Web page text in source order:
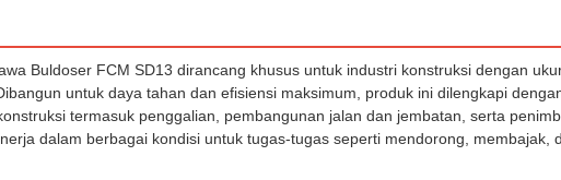
Buldoser FCM SD13 dirancang khusus untuk industri konstruksi dengan
untuk daya tahan dan efisiensi maksimum, produk ini dilengkapi
termasuk penggalian, pembangunan jalan dan jembatan, serta
dalam berbagai kondisi untuk tugas-tugas seperti mendorong, membajak,